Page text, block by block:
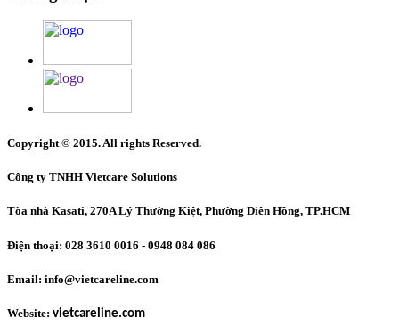
Copyright © 2015. All rights Reserved.
Công ty TNHH Vietcare Solutions
Tòa nhà Kasati, 270A Lý Thường Kiệt, Phường Diên Hồng, TP.HCM
Điện thoại: 028 3610 0016 - 0948 084 086
Email: info@vietcareline.com
Website: vietcareline.com